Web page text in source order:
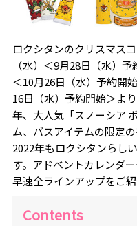
ロクシタンのクリスマス
（水）＜9月28日（水）
＜10月26日（水）予約開
16日（水）予約開始＞よ
年、大人気「スノーシア
ム、バスアイテムの限定
2022年もロクシタンらし
す。アドベントカレンダ
早速全ラインアップをご紹
Contents